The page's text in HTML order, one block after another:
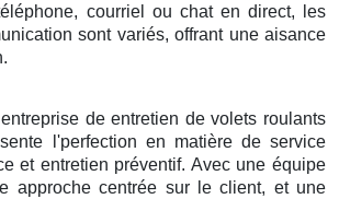
courriel ou chat en direct, les
sont variés, offrant une aisance
de entretien de volets roulants
l'perfection en matière de service
et entretien préventif. Avec une équipe
approche centrée sur le client, et une